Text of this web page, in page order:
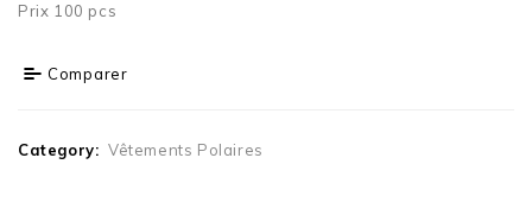
Prix 100 pcs
Comparer
Category: Vêtements Polaires